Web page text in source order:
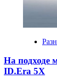
На подходе
ID.Era 5X